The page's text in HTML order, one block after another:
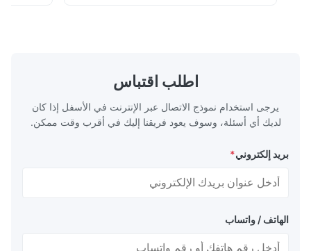
اطلب اقتباس
يرجى استخدام نموذج الاتصال عبر الإنترنت في الأسفل إذا كان
لديك أي أسئلة، وسوف يعود فريقنا إليك في أقرب وقت ممكن.
بريد إلكتروني*
الهاتف / واتساب